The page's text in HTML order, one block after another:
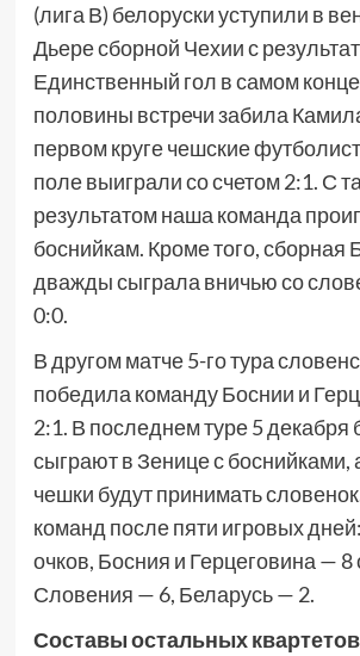
(лига В) белоруски уступили в
Дьере сборной Чехии с
Единственный гол в самом
половины встречи забила
первом круге чешские
поле выиграли со счетом 2:1. С
результатом наша команда
боснийкам. Кроме того, сборная
дважды сыграла вничью со
0:0.
В другом матче 5-го тура
победила команду Боснии и
2:1. В последнем туре 5 декабря
сыграют в Зенице с боснийками,
чешки будут принимать
команд после пяти игровых
очков, Босния и Герцеговина — 8
Словения — 6, Беларусь — 2.
Составы остальных